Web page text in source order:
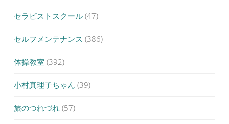
セラピストスクール (47)
セルフメンテナンス (386)
体操教室 (392)
小村真理子ちゃん (39)
旅のつれづれ (57)